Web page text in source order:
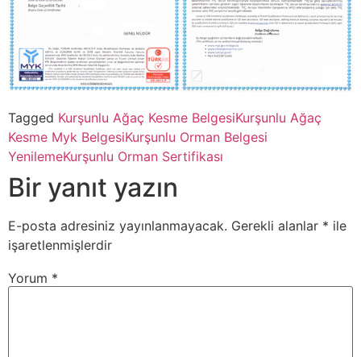
Tagged Kurşunlu Ağaç Kesme BelgesiKurşunlu Ağaç
Kesme Myk BelgesiKurşunlu Orman Belgesi
YenilemeKurşunlu Orman Sertifikası
Bir yanıt yazın
E-posta adresiniz yayınlanmayacak. Gerekli alanlar * ile
işaretlenmişlerdir
Yorum *